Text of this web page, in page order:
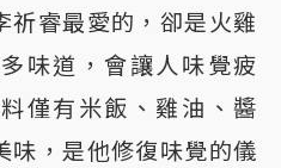
祈睿最愛的，卻是火雞
味道，會讓人味覺疲
僅有米飯、雞油、醬
味，是他修復味覺的儀